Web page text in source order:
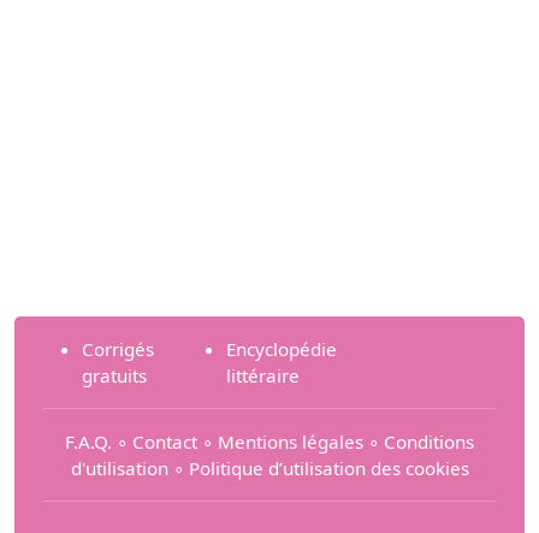
Corrigés
gratuits
Encyclopédie
littéraire
F.A.Q. ∘ Contact ∘ Mentions légales ∘ Conditions
d'utilisation ∘ Politique d’utilisation des cookies